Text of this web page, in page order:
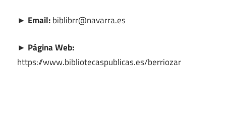
► Email:biblibrr@navarra.es
► Página Web:
https://www.bibliotecaspublicas.es/berriozar